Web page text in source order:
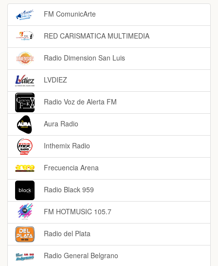
FM ComunicArte
RED CARISMATICA MULTIMEDIA
Radio Dimension San Luis
LVDIEZ
Radio Voz de Alerta FM
Aura Radio
Inthemix Radio
Frecuencia Arena
Radio Black 959
FM HOTMUSIC 105.7
Radio del Plata
Radio General Belgrano